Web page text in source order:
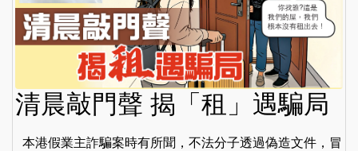
清晨敲門聲 揭「租」遇騙局
本港假業主詐騙案時有所聞，不法分子透過偽造文件，冒